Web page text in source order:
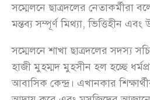
সম্মেলনে ছাত্রদলের নেতাকর্মীরা
মন্তব্য সম্পূর্ণ মিথ্যা, ভিত্তিহীন এবং
সম্মেলনে শাখা ছাত্রদলের সদস্য
হাজী মুহম্মদ মুহসীন হল হচ্ছে
আবাসিক কেন্দ্র। এখানকার